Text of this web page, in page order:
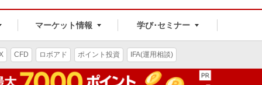
マーケット情報 学び･セミナー
CFD ロボアド ポイント投資 IFA(運用相談)